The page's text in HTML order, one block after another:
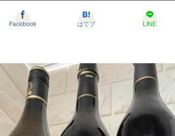
Facebook はてブ LINE